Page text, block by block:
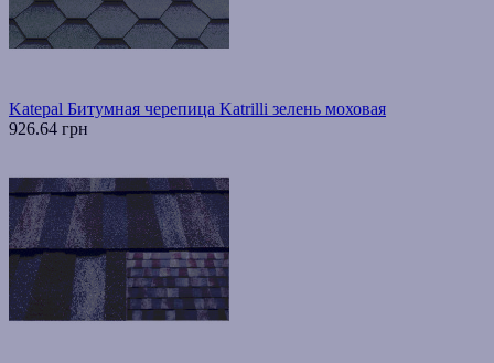
Katepal Битумная черепица Katrilli зелень моховая
926.64 грн